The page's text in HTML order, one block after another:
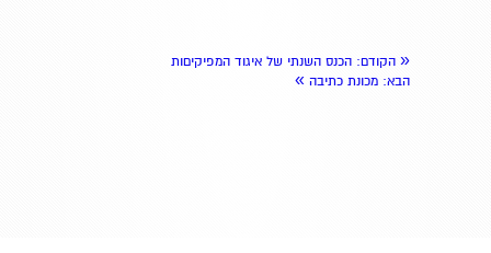
« הקודם: הכנס השנתי של איגוד המפיקיםות
הבא: מכונת כתיבה »